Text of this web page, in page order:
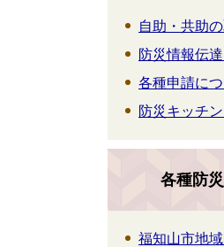
自助・共助
防災情報伝
各種申請に
防災キッチ
各種防
福知山市地